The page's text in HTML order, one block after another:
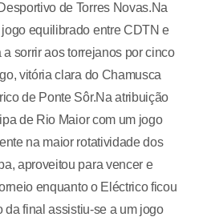
de Torres Novas.Na
equilibrado entre CDTN e
sorrir aos torrejanos por cinco
vitória clara do Chamusca
de Ponte Sôr.Na atribuição
de Rio Maior com um jogo
na maior rotatividade dos
aproveitou para vencer e
enquanto o Eléctrico ficou
da final assistiu-se a um jogo